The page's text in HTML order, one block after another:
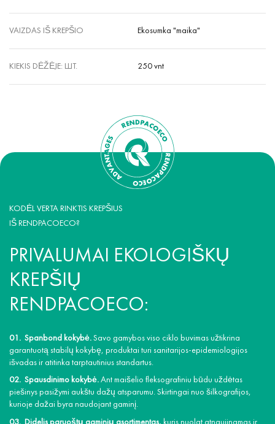
VAIZDAS IŠ KREPŠIO Ekosumka "maika"
KIEKIS DĖŽĖJE: ШТ. 250 vnt
KODĖL VERTA RINKTIS KREPŠIUS
IŠ RENDPACOECO?
PRIVALUMAI EKOLOGIŠKŲ
KREPŠIŲ
RENDPACOECO:
Spanbond kokybė.Savo gamybos viso ciklo buvimas užtikrina
garantuotą stabilų kokybę, produktai turi sanitarijos-epidemiologijos
išvadas ir atitinka tarptautinius standartus.
Spausdinimo kokybė.Ant maišelio fleksografiniu būdu uždėtas
piešinys pasižymi aukštu dažų atsparumu. Skirtingai nuo šilkografijos,
kurioje dažai byra naudojant gaminį.
Didelis paruoštų gaminių asortimentas, kuris nuolat atnaujinamas ir